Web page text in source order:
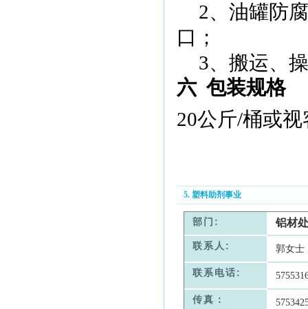
2、 油罐防
口；
3、搬运、
六 包装规格
20公斤/桶或视
5. 塑料助剂事业
部门: 铝材
联系人: 郭女士
联系电话:
传真：